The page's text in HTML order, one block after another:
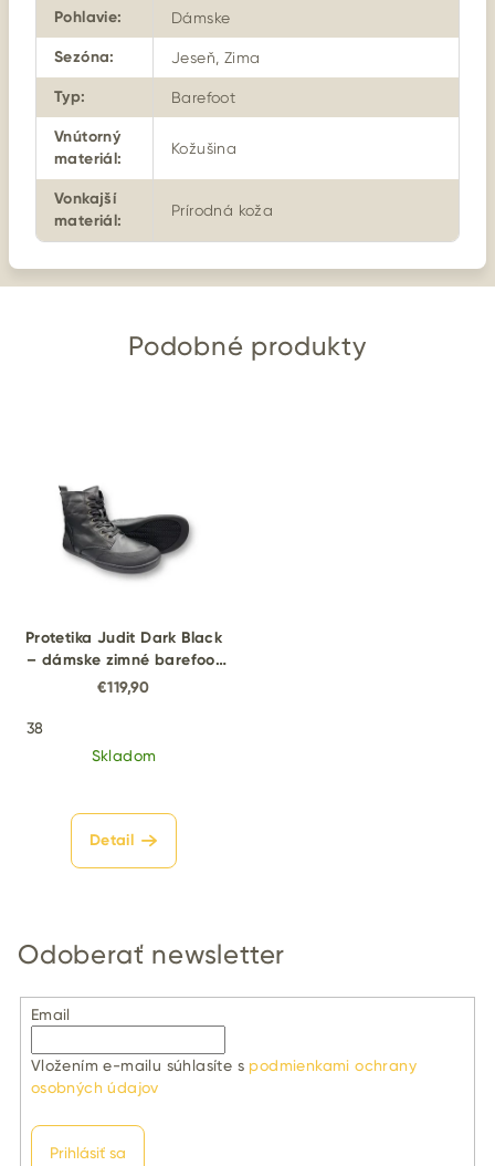
Pohlavie: Dámske
Sezóna: Jeseň, Zima
Typ: Barefoot
Vnútorný
materiál:
Kožušina
Vonkajší
materiál:
Prírodná koža
Podobné produkty
Protetika Judit Dark Black
– dámske zimné barefoot
topánky
€119,90
38
Skladom
Detail
Odoberať newsletter
Email
Vložením e-mailu súhlasíte s podmienkami ochrany
osobných údajov
Prihlásiť sa